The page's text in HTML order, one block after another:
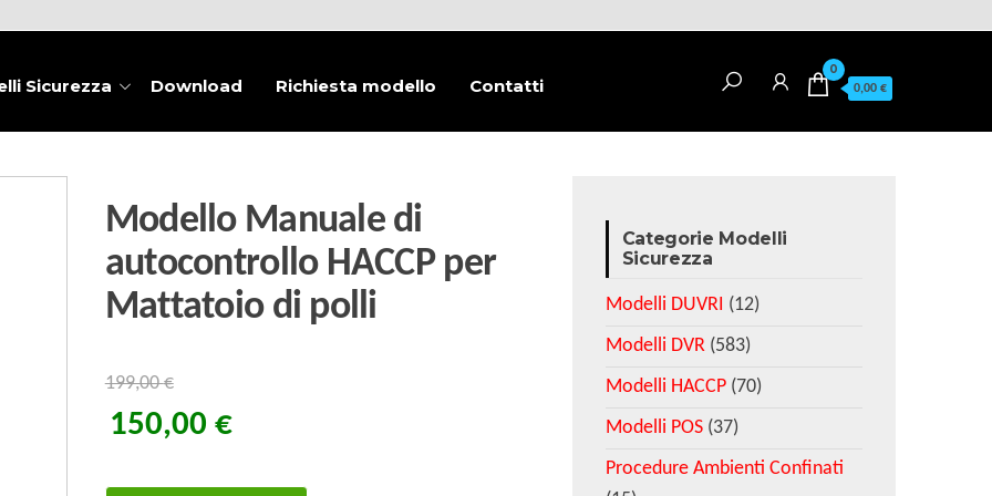
0
0,00 €
Sicurezza Download Richiesta modello Contatti
Modello Manuale di
autocontrollo HACCP per
Mattatoio di polli
199,00€
150,00 €
Categorie Modelli
Sicurezza
Modelli DUVRI (12)
Modelli DVR (583)
Modelli HACCP (70)
Modelli POS (37)
Procedure Ambienti Confinati